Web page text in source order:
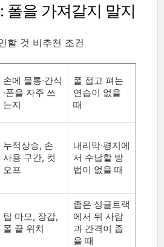
폴을 가져갈지 말지
할 것 비추천 조건
손에 물통·간식
·폰을 자주 쓰
는지
폴 접고 펴는
연습이 없을
때
누적상승, 손
사용 구간, 컷
오프
내리막·평지에
서 수납할 방
법이 없을 때
팁 마모, 장갑,
폴 끝 위치
좁은 싱글트랙
에서 뒤 사람
과 간격이 좁
을 때